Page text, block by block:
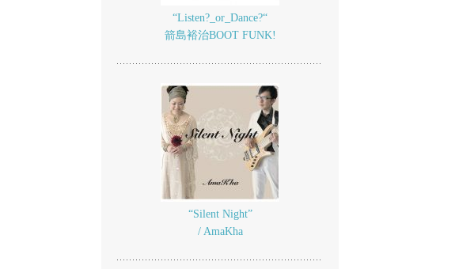
“Listen?_or_Dance?“
箭島裕治BOOT FUNK!
“Silent Night”
/ AmaKha